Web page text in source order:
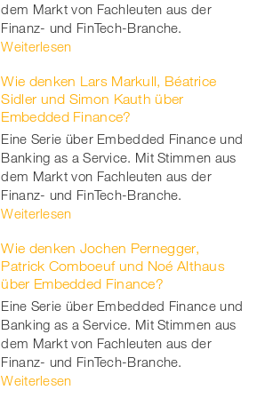
dem Markt von Fachleuten aus der
Finanz- und FinTech-Branche.
Weiterlesen
Wie denken Lars Markull, Béatrice
Sidler und Simon Kauth über
Embedded Finance?
Eine Serie über Embedded Finance und
Banking as a Service. Mit Stimmen aus
dem Markt von Fachleuten aus der
Finanz- und FinTech-Branche.
Weiterlesen
Wie denken Jochen Pernegger,
Patrick Comboeuf und Noé Althaus
über Embedded Finance?
Eine Serie über Embedded Finance und
Banking as a Service. Mit Stimmen aus
dem Markt von Fachleuten aus der
Finanz- und FinTech-Branche.
Weiterlesen